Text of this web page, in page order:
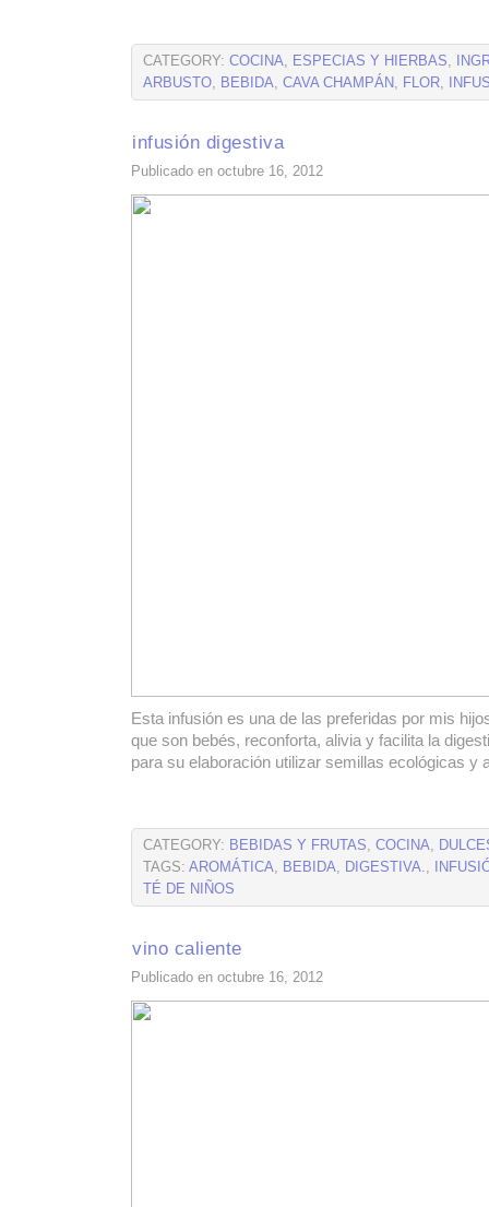
CATEGORY: COCINA, ESPECIAS Y HIERBAS,
ARBUSTO, BEBIDA, CAVA CHAMPÁN, FLOR,
infusión digestiva
Publicado en octubre 16, 2012
Esta infusión es una de las preferidas por mis
que son bebés, reconforta, alivia y facilita la
para su elaboración utilizar semillas ecológicas y
CATEGORY: BEBIDAS Y FRUTAS, COCINA,
TAGS: AROMÁTICA, BEBIDA, DIGESTIVA.,
TÉ DE NIÑOS
vino caliente
Publicado en octubre 16, 2012